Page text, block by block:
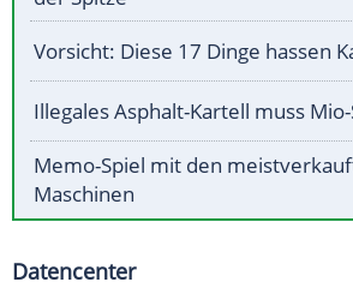
Vorsicht: Diese 17 Dinge hassen
Illegales Asphalt-Kartell muss
Memo-Spiel mit den
Maschinen
Datencenter